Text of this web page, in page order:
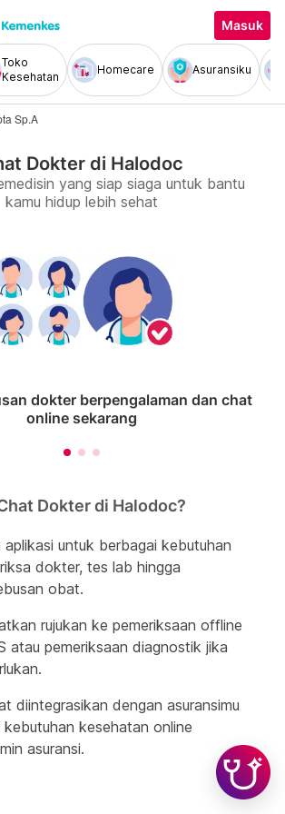
Masuk
Toko
Kesehatan
Homecare Asuransiku
Sp.A
Dokter di Halodoc
yang siap siaga untuk bantu
kamu hidup lebih sehat
dokter berpengalaman dan chat
online sekarang
Dokter di Halodoc?
aplikasi untuk berbagai kebutuhan
dokter, tes lab hingga
obat.
rujukan ke pemeriksaan offline
atau pemeriksaan diagnostik jika
diintegrasikan dengan asuransimu
kebutuhan kesehatan online
asuransi.